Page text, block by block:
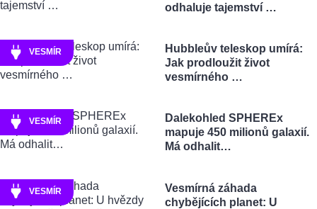
odhaluje tajemství …
VESMÍR
Hubbleův teleskop umírá:
Jak prodloužit život
vesmírného …
VESMÍR
Dalekohled SPHEREx
mapuje 450 milionů galaxií.
Má odhalit…
VESMÍR
Vesmírná záhada
chybějících planet: U